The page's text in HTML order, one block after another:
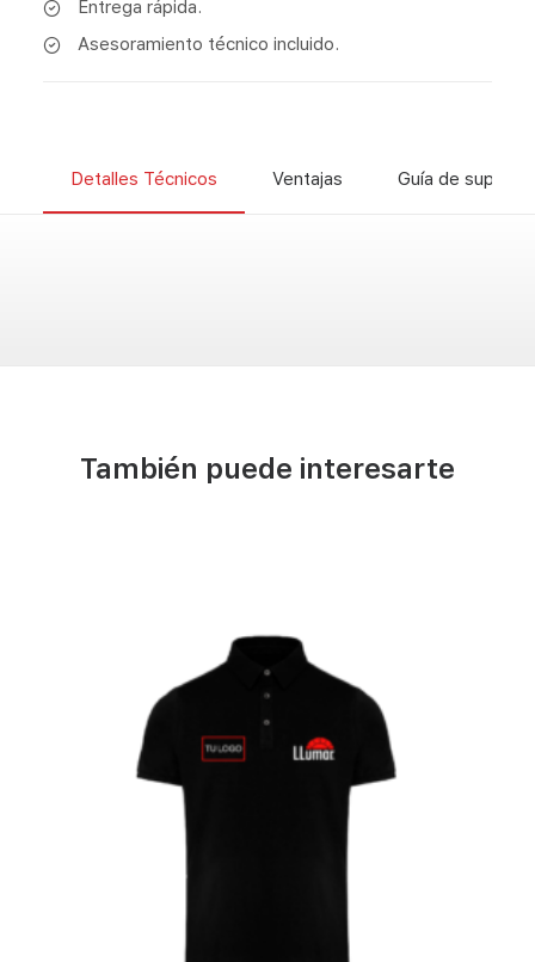
Entrega rápida.
Asesoramiento técnico incluido.
Detalles Técnicos Ventajas Guía de
También puede interesarte